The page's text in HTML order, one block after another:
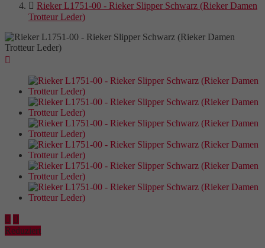
 Rieker L1751-00 - Rieker Slipper Schwarz (Rieker Damen
Trotteur Leder)

 
Reduziert